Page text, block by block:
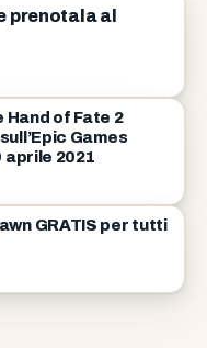
prenotala al
Hand of Fate 2
Games
aprile 2021
GRATIS per tutti